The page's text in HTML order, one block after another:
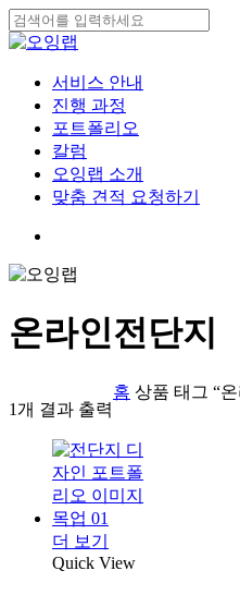
Skip
to
main
content
Close
search
Menu
서비스 안내
진행 과정
포트폴리오
칼럼
오잉랩 소개
맞춤 견적 요청하기
온라인전단지
1개 결과 출력
홈 상품 태그 “
더 보기
Quick View